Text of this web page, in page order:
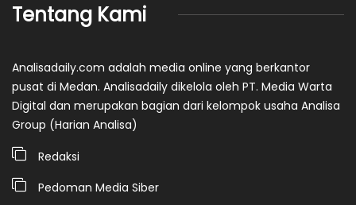
Tentang Kami
Analisadaily.com adalah media online yang berkantor
pusat di Medan. Analisadaily dikelola oleh PT. Media Warta
Digital dan merupakan bagian dari kelompok usaha Analisa
Group (Harian Analisa)
Redaksi
Pedoman Media Siber